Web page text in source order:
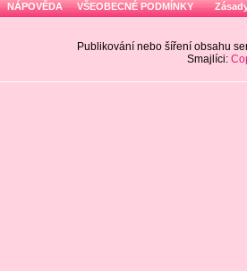
NÁPOVĚDA VŠEOBECNÉ PODMÍNKY
Publikování nebo šíření obsahu
Smajlíci: